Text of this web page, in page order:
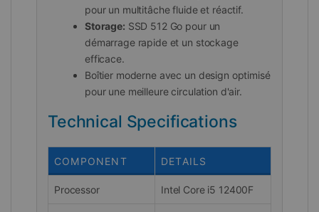
pour un multitâche fluide et réactif.
Storage: SSD 512 Go pour un
démarrage rapide et un stockage
efficace.
Boîtier moderne avec un design optimisé
pour une meilleure circulation d'air.
Technical Specifications
COMPONENT DETAILS
Processor Intel Core i5 12400F